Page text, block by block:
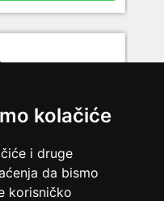
kolačiće
i druge
da bismo
korisničko
min